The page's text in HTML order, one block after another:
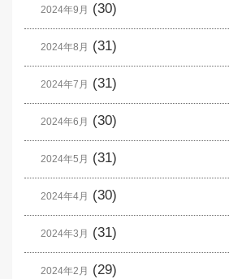
2024年9月 (30)
2024年8月 (31)
2024年7月 (31)
2024年6月 (30)
2024年5月 (31)
2024年4月 (30)
2024年3月 (31)
2024年2月 (29)